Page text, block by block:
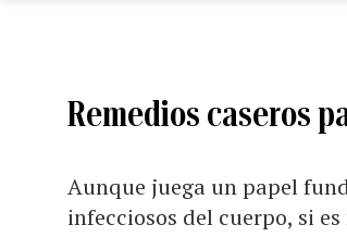
Remedios caseros
Aunque juega un papel
infecciosos del cuerpo, si